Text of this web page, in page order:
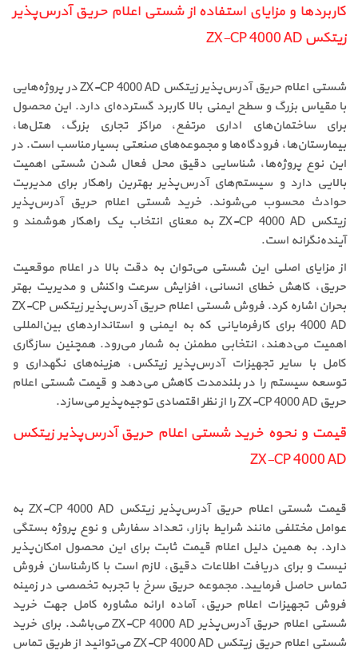
کاربردها و مزایای استفاده از شستی اعلام حریق آدرس‌پذیر
زیتکس ZX-CP 4000 AD
شستی اعلام حریق آدرس‌پذیر زیتکس ZX-CP 4000 AD در پروژه‌هایی
با مقیاس بزرگ و سطح ایمنی بالا کاربرد گسترده‌ای دارد. این محصول
برای ساختمان‌های اداری مرتفع، مراکز تجاری بزرگ، هتل‌ها،
بیمارستان‌ها، فرودگاه‌ها و مجموعه‌های صنعتی بسیار مناسب است. در
این نوع پروژه‌ها، شناسایی دقیق محل فعال شدن شستی اهمیت
بالایی دارد و سیستم‌های آدرس‌پذیر بهترین راهکار برای مدیریت
حوادث محسوب می‌شوند. خرید شستی اعلام حریق آدرس‌پذیر
زیتکس ZX-CP 4000 AD به معنای انتخاب یک راهکار هوشمند و
آینده‌نگرانه است.
از مزایای اصلی این شستی می‌توان به دقت بالا در اعلام موقعیت
حریق، کاهش خطای انسانی، افزایش سرعت واکنش و مدیریت بهتر
بحران اشاره کرد. فروش شستی اعلام حریق آدرس‌پذیر زیتکس ZX-CP
4000 AD برای کارفرمایانی که به ایمنی و استانداردهای بین‌المللی
اهمیت می‌دهند، انتخابی مطمئن به شمار می‌رود. همچنین سازگاری
کامل با سایر تجهیزات آدرس‌پذیر زیتکس، هزینه‌های نگهداری و
توسعه سیستم را در بلندمدت کاهش می‌دهد و قیمت شستی اعلام
حریق ZX-CP 4000 AD را از نظر اقتصادی توجیه‌پذیر می‌سازد.
قیمت و نحوه خرید شستی اعلام حریق آدرس‌پذیر زیتکس
ZX-CP 4000 AD
قیمت شستی اعلام حریق آدرس‌پذیر زیتکس ZX-CP 4000 AD به
عوامل مختلفی مانند شرایط بازار، تعداد سفارش و نوع پروژه بستگی
دارد. به همین دلیل اعلام قیمت ثابت برای این محصول امکان‌پذیر
نیست و برای دریافت اطلاعات دقیق، لازم است با کارشناسان فروش
تماس حاصل فرمایید. مجموعه حریق سرخ با تجربه تخصصی در زمینه
فروش تجهیزات اعلام حریق، آماده ارائه مشاوره کامل جهت خرید
شستی اعلام حریق آدرس‌پذیر ZX-CP 4000 AD می‌باشد. برای خرید
شستی اعلام حریق زیتکس ZX-CP 4000 AD می‌توانید از طریق تماس